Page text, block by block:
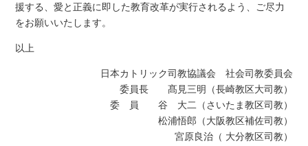
援する、愛と正義に即した教育改革が実行されるよう、ご尽力
をお願いいたします。
以上
日本カトリック司教協議会 社会司教委員会
委員長 髙見三明（長崎教区大司教）
委 員 谷 大二（さいたま教区司教）
松浦悟郎（大阪教区補佐司教）
宮原良治（ 大分教区司教）